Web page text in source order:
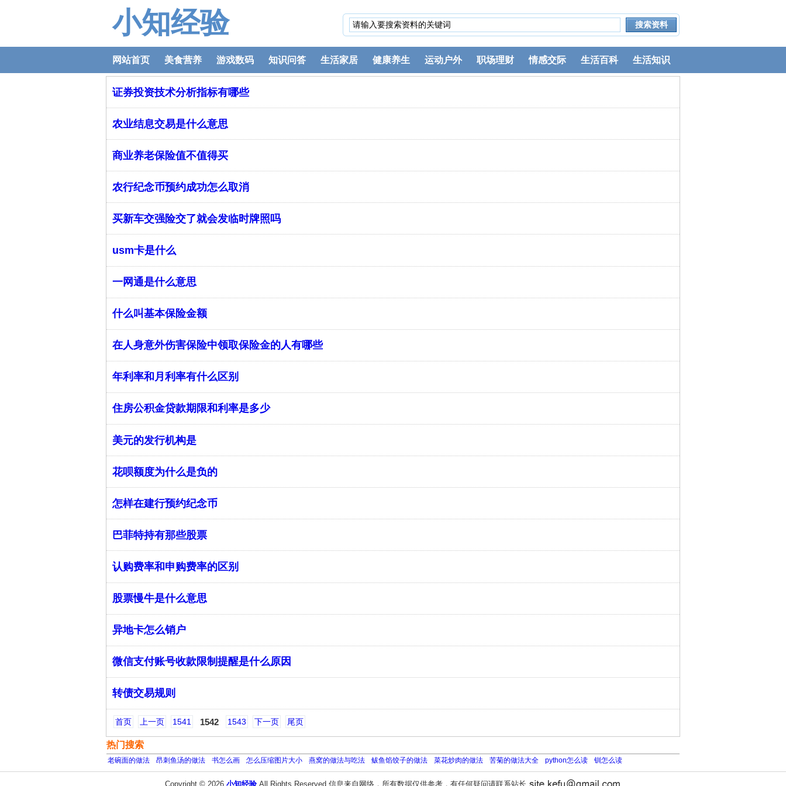
小知经验
网站首页 美食营养 游戏数码 知识问答 生活家居 健康养生 运动户外 职场理财 情感交际 生活百科 生活知识
证券投资技术分析指标有哪些
农业结息交易是什么意思
商业养老保险值不值得买
农行纪念币预约成功怎么取消
买新车交强险交了就会发临时牌照吗
usm卡是什么
一网通是什么意思
什么叫基本保险金额
在人身意外伤害保险中领取保险金的人有哪些
年利率和月利率有什么区别
住房公积金贷款期限和利率是多少
美元的发行机构是
花呗额度为什么是负的
怎样在建行预约纪念币
巴菲特持有那些股票
认购费率和申购费率的区别
股票慢牛是什么意思
异地卡怎么销户
微信支付账号收款限制提醒是什么原因
转债交易规则
首页 上一页 1541 1542 1543 下一页 尾页
热门搜索
老碗面的做法 昂刺鱼汤的做法 书怎么画 怎么压缩图片大小 燕窝的做法与吃法 鲅鱼馅饺子的做法 菜花炒肉的做法 苦菊的做法大全 python怎么读 钏怎么读
Copyright © 2026 小知经验All Rights Reserved 信息来自网络，所有数据仅供参考，有任何疑问请联系站长